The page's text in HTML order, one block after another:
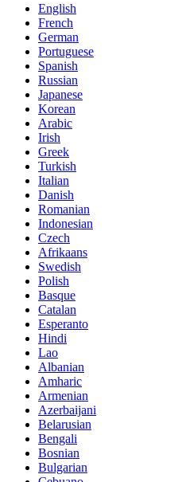
English
French
German
Portuguese
Spanish
Russian
Japanese
Korean
Arabic
Irish
Greek
Turkish
Italian
Danish
Romanian
Indonesian
Czech
Afrikaans
Swedish
Polish
Basque
Catalan
Esperanto
Hindi
Lao
Albanian
Amharic
Armenian
Azerbaijani
Belarusian
Bengali
Bosnian
Bulgarian